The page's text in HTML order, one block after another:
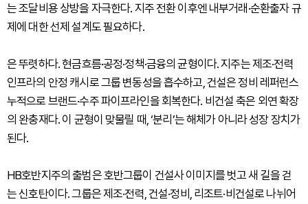
는 조달비용 상방을 자극한다. 지주 전환 이후엔 내부거래·순환출자 규
제에 대한 선제 설계도 필요하다.
은 뚜렷하다. 현금흐름·공정·정책·금융의 균형이다. 지주는 제조·전력
인프라의 안정 캐시로 그룹 변동성을 흡수하고, 건설은 정비 레퍼런스
누적으로 브랜드·수주 파이프라인을 회복한다. 비건설 축은 외연 확장
의 완충재다. 이 균형이 맞물릴 때, ‘분리’는 해체가 아니라 성장 장치가
된다.
HB호반지주의 출범은 호반그룹이 건설사 이미지를 벗고 새 길을 걷
는 신호탄이다. 그룹은 제조·전력, 건설·정비, 리조트·비건설로 나뉘어